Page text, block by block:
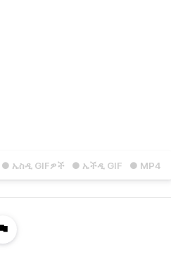
● ኤስዲ GIFዎች ● ኤችዲ GIF ● MP4